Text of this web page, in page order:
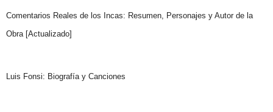
Comentarios Reales de los Incas: Resumen, Personajes y Autor de la
Obra [Actualizado]
Luis Fonsi: Biografía y Canciones